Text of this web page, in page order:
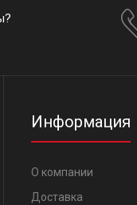
Информация
О компании
Доставка